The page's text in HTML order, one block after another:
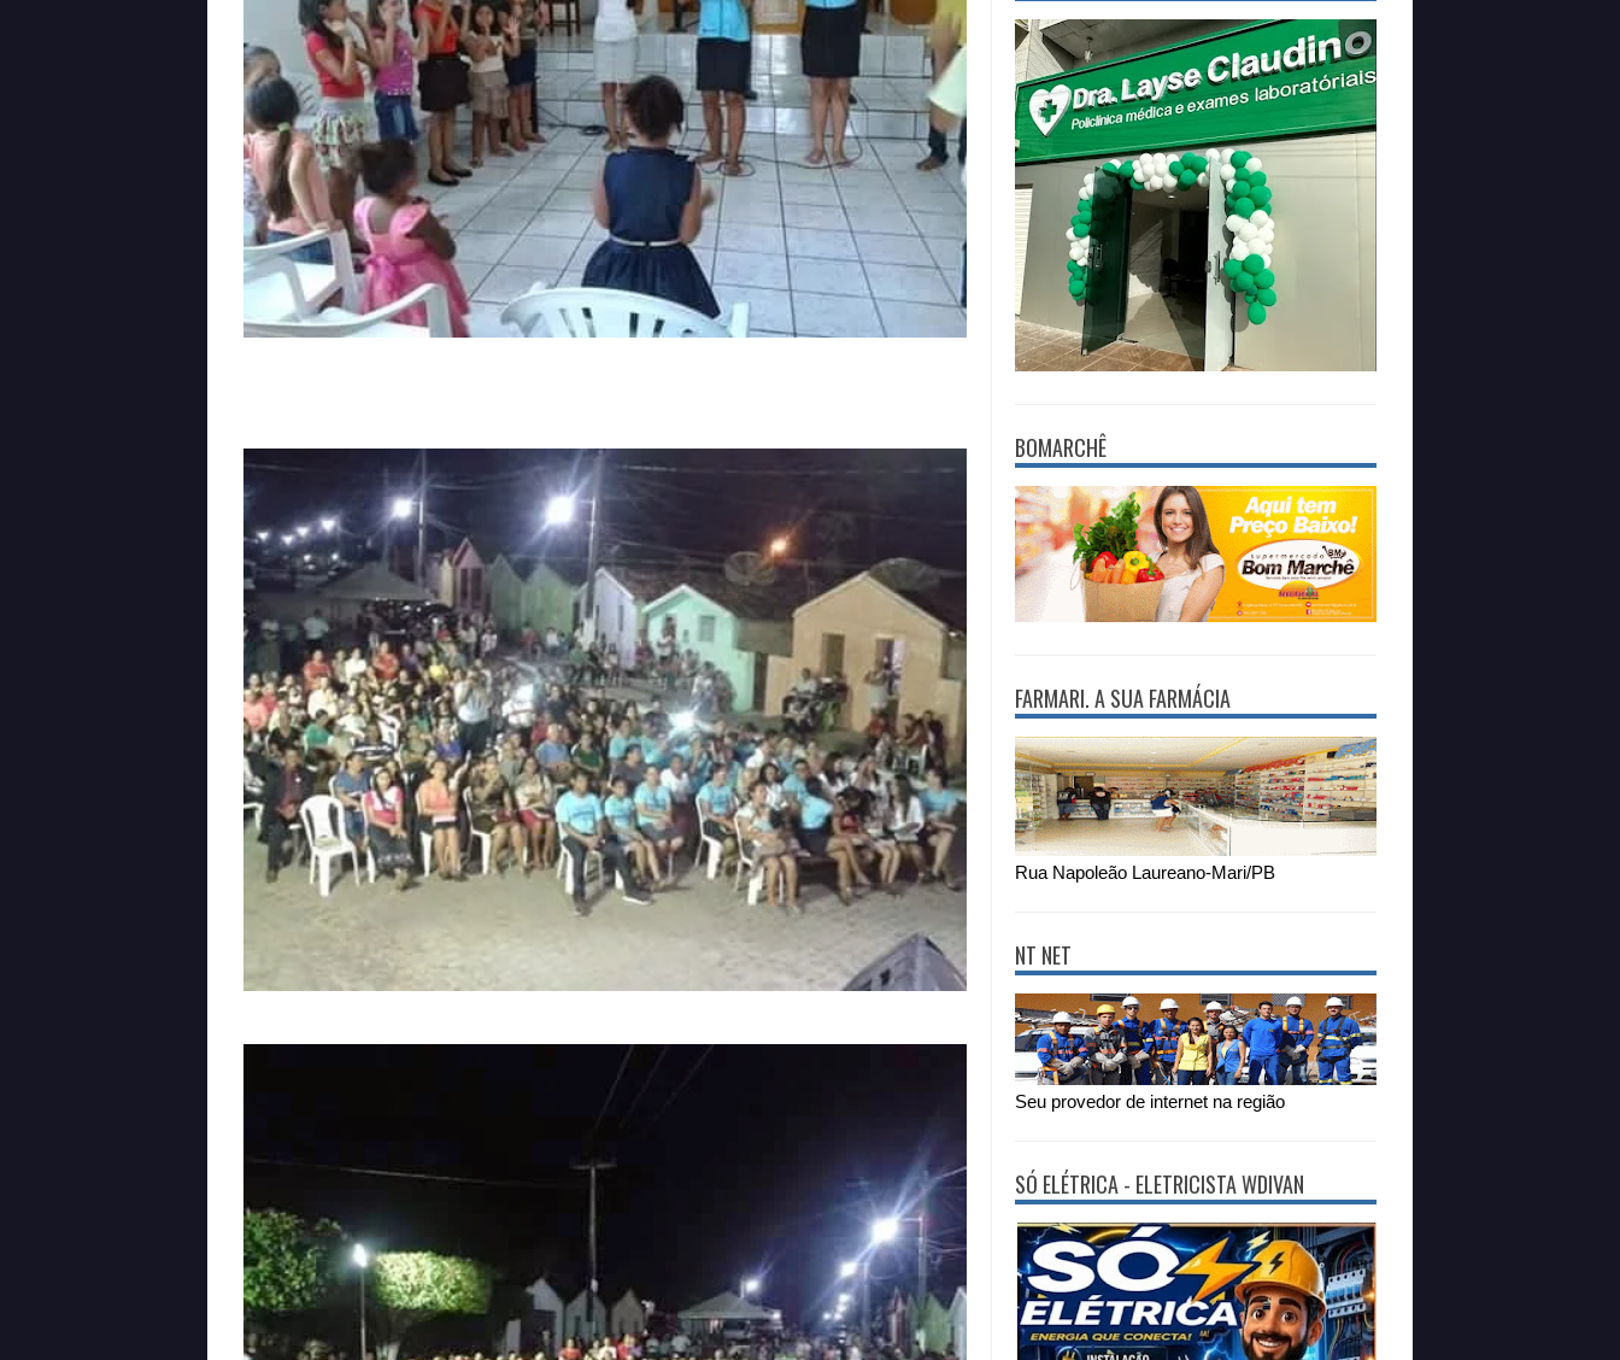
BOMARCHÊ
FARMARI. A SUA FARMÁCIA
Rua Napoleão Laureano-Mari/PB
NT NET
Seu provedor de internet na região
SÓ ELÉTRICA - ELETRICISTA WDIVAN